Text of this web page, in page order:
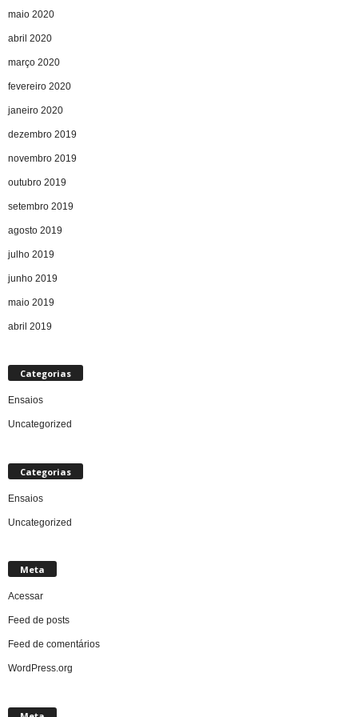
maio 2020
abril 2020
março 2020
fevereiro 2020
janeiro 2020
dezembro 2019
novembro 2019
outubro 2019
setembro 2019
agosto 2019
julho 2019
junho 2019
maio 2019
abril 2019
Categorias
Ensaios
Uncategorized
Categorias
Ensaios
Uncategorized
Meta
Acessar
Feed de posts
Feed de comentários
WordPress.org